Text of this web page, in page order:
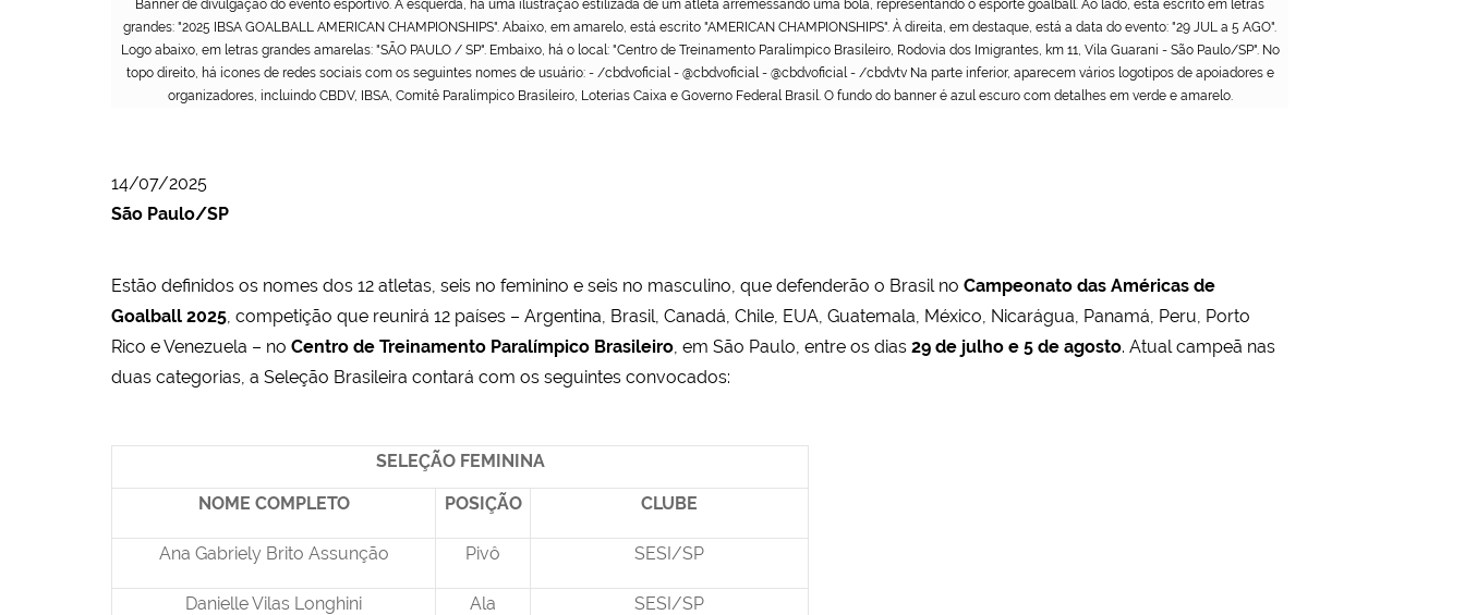
Banner de divulgação do evento esportivo. À esquerda, há uma ilustração estilizada de um atleta arremessando uma bola, representando o esporte goalball. Ao lado, está escrito em letras
grandes: "2025 IBSA GOALBALL AMERICAN CHAMPIONSHIPS". Abaixo, em amarelo, está escrito "AMERICAN CHAMPIONSHIPS". À direita, em destaque, está a data do evento: "29 JUL a 5 AGO".
Logo abaixo, em letras grandes amarelas: "SÃO PAULO / SP". Embaixo, há o local: "Centro de Treinamento Paralímpico Brasileiro, Rodovia dos Imigrantes, km 11, Vila Guarani - São Paulo/SP". No
topo direito, há ícones de redes sociais com os seguintes nomes de usuário: - /cbdvoficial - @cbdvoficial - @cbdvoficial - /cbdvtv Na parte inferior, aparecem vários logotipos de apoiadores e
organizadores, incluindo CBDV, IBSA, Comitê Paralímpico Brasileiro, Loterias Caixa e Governo Federal Brasil. O fundo do banner é azul escuro com detalhes em verde e amarelo.
14/07/2025
São Paulo/SP
Estão definidos os nomes dos 12 atletas, seis no feminino e seis no masculino, que defenderão o Brasil no Campeonato das Américas de
Goalball 2025, competição que reunirá 12 países – Argentina, Brasil, Canadá, Chile, EUA, Guatemala, México, Nicarágua, Panamá, Peru, Porto
Rico e Venezuela – no Centro de Treinamento Paralímpico Brasileiro, em São Paulo, entre os dias 29 de julho e 5 de agosto. Atual campeã nas
duas categorias, a Seleção Brasileira contará com os seguintes convocados:
SELEÇÃO FEMININA
NOME COMPLETO POSIÇÃO CLUBE
Ana Gabriely Brito Assunção Pivô SESI/SP
Danielle Vilas Longhini Ala SESI/SP